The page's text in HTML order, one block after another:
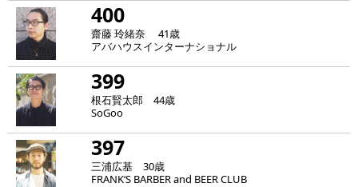
400
齋藤 玲緒奈 41歳
アバハウスインターナショナル
399
根石賢太郎 44歳
SoGoo
397
三浦広基 30歳
FRANK‘S BARBER and BEER CLUB